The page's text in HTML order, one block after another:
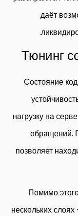
даёт
Тюнинг
Состояние
нагрузку на
обращений.
позволяет
Помимо
нескольких